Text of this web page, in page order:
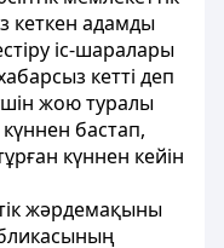
кеткен адамды
іс-шаралары
кетті деп
жою туралы
күннен бастап,
күннен кейін
жәрдемақыны